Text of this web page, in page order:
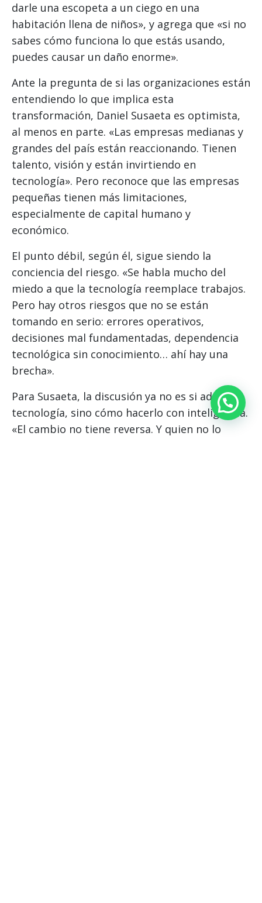
darle una escopeta a un ciego en una
habitación llena de niños», y agrega que «si no
sabes cómo funciona lo que estás usando,
puedes causar un daño enorme».
Ante la pregunta de si las organizaciones están
entendiendo lo que implica esta
transformación, Daniel Susaeta es optimista,
al menos en parte. «Las empresas medianas y
grandes del país están reaccionando. Tienen
talento, visión y están invirtiendo en
tecnología». Pero reconoce que las empresas
pequeñas tienen más limitaciones,
especialmente de capital humano y
económico.
El punto débil, según él, sigue siendo la
conciencia del riesgo. «Se habla mucho del
miedo a que la tecnología reemplace trabajos.
Pero hay otros riesgos que no se están
tomando en serio: errores operativos,
decisiones mal fundamentadas, dependencia
tecnológica sin conocimiento… ahí hay una
brecha».
Para Susaeta, la discusión ya no es si adoptar
tecnología, sino cómo hacerlo con inteligencia.
«El cambio no tiene reversa. Y quien no lo